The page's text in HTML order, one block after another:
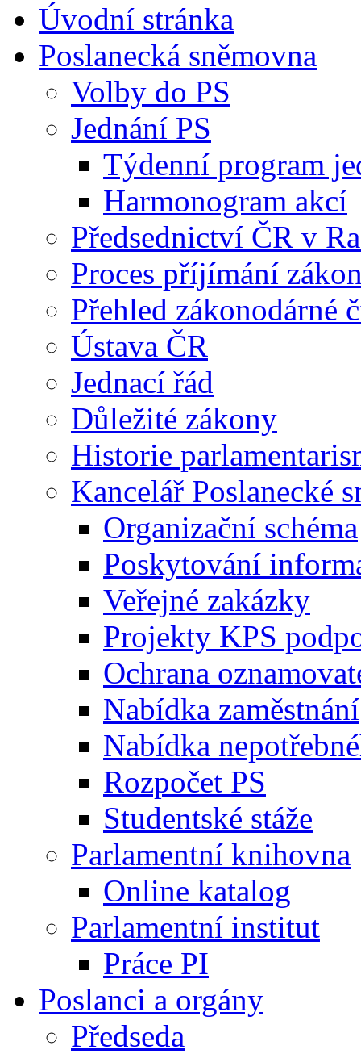
Úvodní stránka
Poslanecká sněmovna
Volby do PS
Jednání PS
Týdenní program
Harmonogram akcí
Předsednictví ČR v
Proces příjímání
Přehled zákonodárné
Ústava ČR
Jednací řád
Důležité zákony
Historie
Kancelář Poslanecké
Organizační schéma
Poskytování
Veřejné zakázky
Projekty KPS
Ochrana
Nabídka zaměstnání
Nabídka
Rozpočet PS
Studentské stáže
Parlamentní knihovna
Online katalog
Parlamentní institut
Práce PI
Poslanci a orgány
Předseda